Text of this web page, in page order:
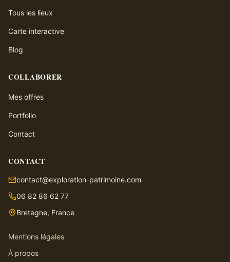
Tous les lieux
Carte interactive
Blog
COLLABORER
Mes offres
Portfolio
Contact
CONTACT
contact@exploration-patrimoine.com
06 82 86 62 77
Bretagne, France
Mentions légales
À propos